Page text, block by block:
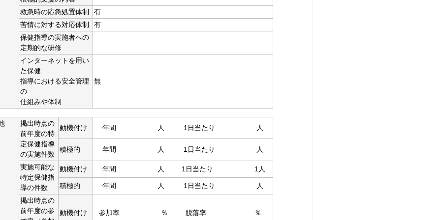
救急時の応急処置体制
有
苦情に対する対応体制
有
保健指導の実施者への
定期的な研修
インターネットを用い
た保健
指導における安全管理
の
仕組みや体制
無
掲出時点の
前年度の特
定保健指導
の実施件数
動機付け 年間 人 1日当たり 人
積極的 年間 人 1日当たり 人
実施可能な
特定保健指
導の件数
動機付け 年間 人 1日当たり 1人
積極的 年間 人
1日当たり 人
掲出時点の
前年度の参
動機付け 参加率 ％ 脱落率 ％